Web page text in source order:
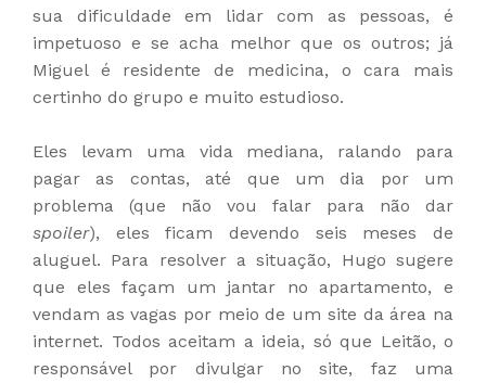
sua dificuldade em lidar com as pessoas, é
impetuoso e se acha melhor que os outros; já
Miguel é residente de medicina, o cara mais
certinho do grupo e muito estudioso.
Eles levam uma vida mediana, ralando para
pagar as contas, até que um dia por um
problema (que não vou falar para não dar
spoiler), eles ficam devendo seis meses de
aluguel. Para resolver a situação, Hugo sugere
que eles façam um jantar no apartamento, e
vendam as vagas por meio de um site da área na
internet. Todos aceitam a ideia, só que Leitão, o
responsável por divulgar no site, faz uma